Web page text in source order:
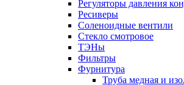
Регуляторы давления
Ресиверы
Соленоидные вентили
Стекло смотровое
ТЭНы
Фильтры
Фурнитура
Труба медная и